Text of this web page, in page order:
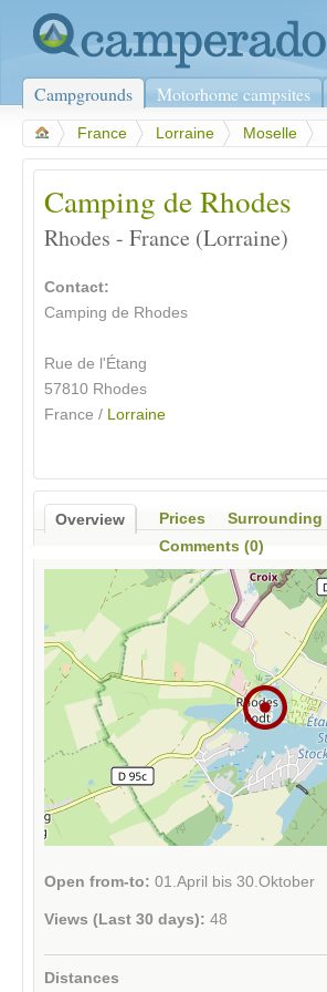
Campgrounds Motorhome campsites
France Lorraine Moselle
Camping de Rhodes
Rhodes - France (Lorraine)
Contact:
Camping de Rhodes
Rue de l'Étang
57810 Rhodes
France / Lorraine
Overview Prices Surrounding
Comments (0)
Open from-to: 01.April bis 30.Oktober
Views (Last 30 days): 48
Distances